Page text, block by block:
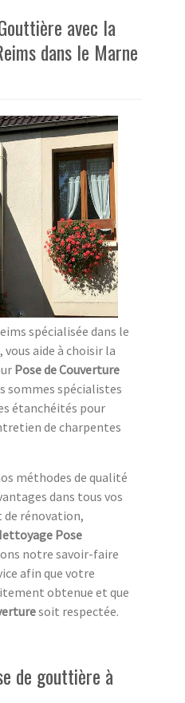
avec la
dans le Marne
spécialisée dans le
, vous aide à choisir la
Pose de Couverture
sommes spécialistes
étanchéités pour
de charpentes
méthodes de qualité
dans tous vos
rénovation,
Pose
notre savoir-faire
afin que votre
obtenue et que
soit respectée.
de gouttière à